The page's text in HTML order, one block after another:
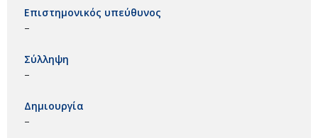
Επιστημονικός υπεύθυνος
–
Σύλληψη
–
Δημιουργία
–